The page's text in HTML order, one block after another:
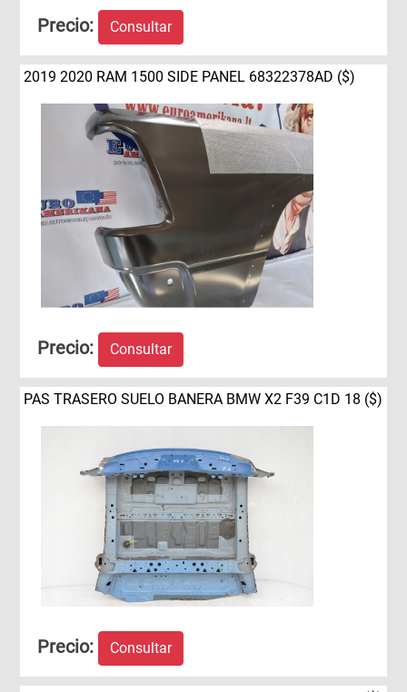
Precio: Consultar
2019 2020 RAM 1500 SIDE PANEL 68322378AD ($)
Precio: Consultar
PAS TRASERO SUELO BANERA BMW X2 F39 C1D 18 ($)
Precio: Consultar